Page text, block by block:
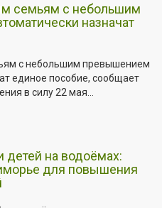
семьям с небольшим
назначат
с небольшим превышением
единое пособие, сообщает
в силу 22 мая...
на водоёмах:
для повышения